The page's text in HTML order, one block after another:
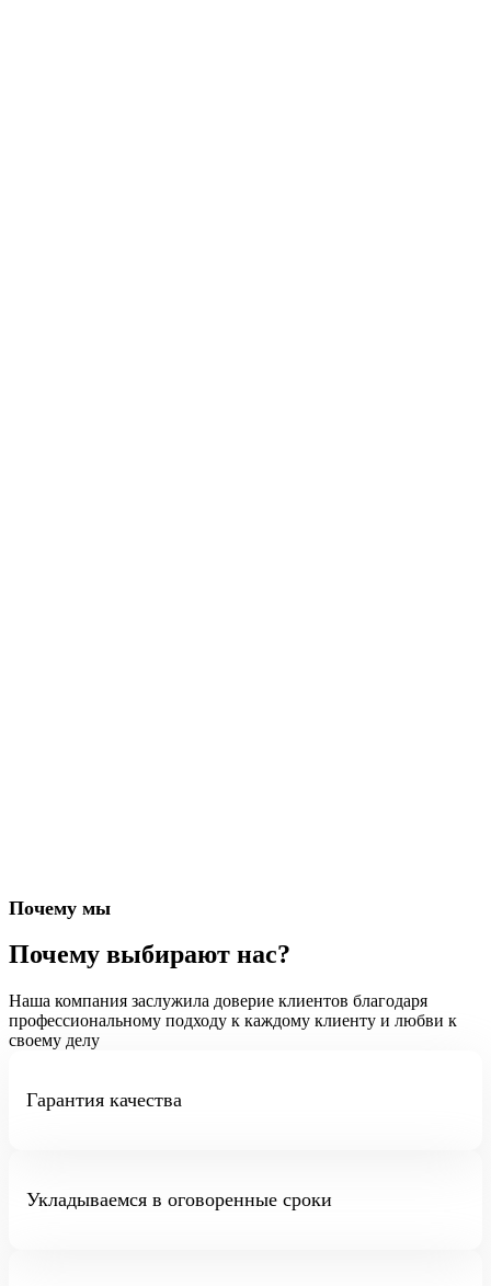
Почему мы
Почему выбирают нас?
Наша компания заслужила доверие клиентов благодаря
профессиональному подходу к каждому клиенту и любви к
своему делу
Гарантия качества
Укладываемся в оговоренные сроки